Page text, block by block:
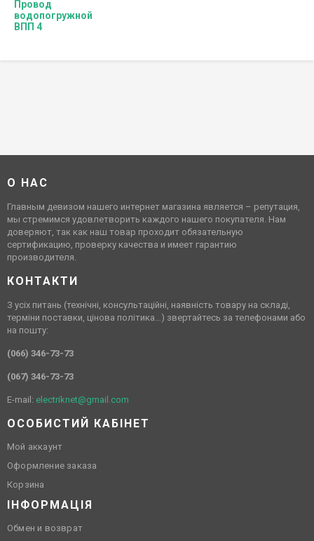
О НАС
Главным девизом нашего интернет магазина является – репутация,
мы стремимся удовлетворить каждого нашего покупателя. Нам
доверяют, так как наш товар проходит обязательную
сертификацию, проверку качества и имеет гарантию
производителя.
КОНТАКТИ
З усіх питань (технічні, консультаційні, наявність товару на складі,
терміни поставки, цінова політика…) звертайтесь за телефонами або
на пошту:
(066) 346-73-73
(067) 346-73-73
E-mail: electriknet@gmail.com
ОСОБИСТИЙ КАБІНЕТ
Мой аккаунт
Оформление заказа
Корзина
ІНФОРМАЦІЯ
Обмен и возврат